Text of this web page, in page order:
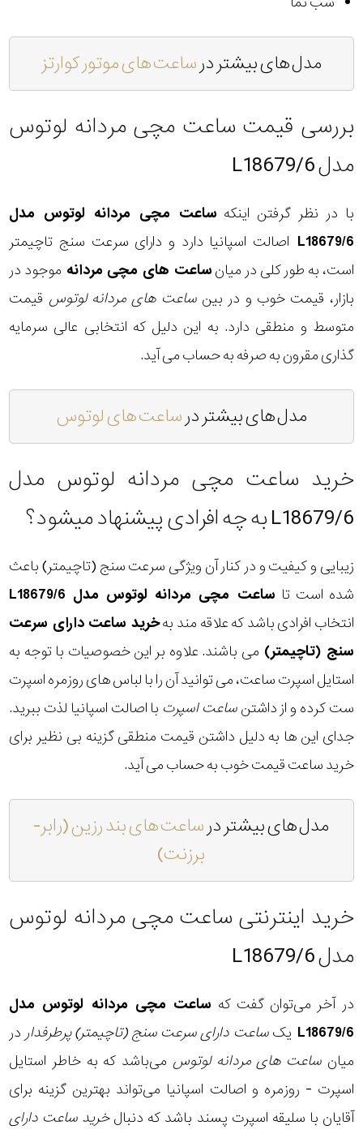
مدل های بیشتر درساعت های موتور کوارتز
بررسی قیمت ساعت مچی مردانه لوتوس
مدل L18679/6
با در نظر گرفتن اینکه ساعت مچی مردانه لوتوس مدل
L18679/6 اصالت اسپانیا دارد و دارای سرعت سنج تاچیمتر
است، به طور کلی در میانساعت های مچی مردانه موجود در
بازار، قیمت خوب و در بینساعت های مردانه لوتوس قیمت
متوسط و منطقی دارد. به این دلیل که انتخابی عالی سرمایه
گذاری مقرون به صرفه به حساب می آید.
مدل های بیشتر درساعت های لوتوس
خرید ساعت مچی مردانه لوتوس مدل
L18679/6 به چه افرادی پیشنهاد میشود؟
زیبایی و کیفیت و در کنار آن ویژگی سرعت سنج (تاچیمتر) باعث
شده است تا ساعت مچی مردانه لوتوس مدل L18679/6
انتخاب افرادی باشد که علاقه مند بهخرید ساعت دارای سرعت
سنج (تاچیمتر) می باشند. علاوه بر این خصوصیات با توجه به
استایل اسپرت ساعت، می توانید آن را با لباس های روزمره اسپرت
ست کرده و از داشتنساعت اسپرت با اصالت اسپانیا لذت ببرید.
جدای این ها به دلیل داشتن قیمت منطقی گزینه بی نظیر برای
خرید ساعت قیمت خوب به حساب می آید.
مدل های بیشتر درساعت های بند رزین (رابر-
برزنت)
خرید اینترنتی ساعت مچی مردانه لوتوس
مدل L18679/6
در آخر می‌توان گفت که ساعت مچی مردانه لوتوس مدل
L18679/6 یکساعت دارای سرعت سنج (تاچیمتر) پرطرفدار در
میان ساعت های مردانه لوتوس می‌باشد که به خاطر استایل
اسپرت - روزمره و اصالت اسپانیا می‌تواند بهترین گزینه برای
آقایان با سلیقه اسپرت پسند باشد که دنبالخرید ساعت دارای